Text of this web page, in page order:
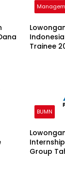
Trainee
BUMN
Group